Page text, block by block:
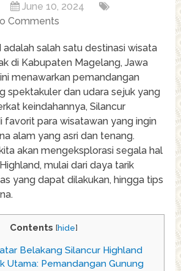
June 10, 2024
Comments
adalah salah satu destinasi wisata
di Kabupaten Magelang, Jawa
menawarkan pemandangan
spektakuler dan udara sejuk yang
keindahannya, Silancur
favorit para wisatawan yang ingin
alam yang asri dan tenang.
akan mengeksplorasi segala hal
mulai dari daya tarik
yang dapat dilakukan, hingga tips
Contents [hide]
Belakang Silancur Highland
Utama: Pemandangan Gunung